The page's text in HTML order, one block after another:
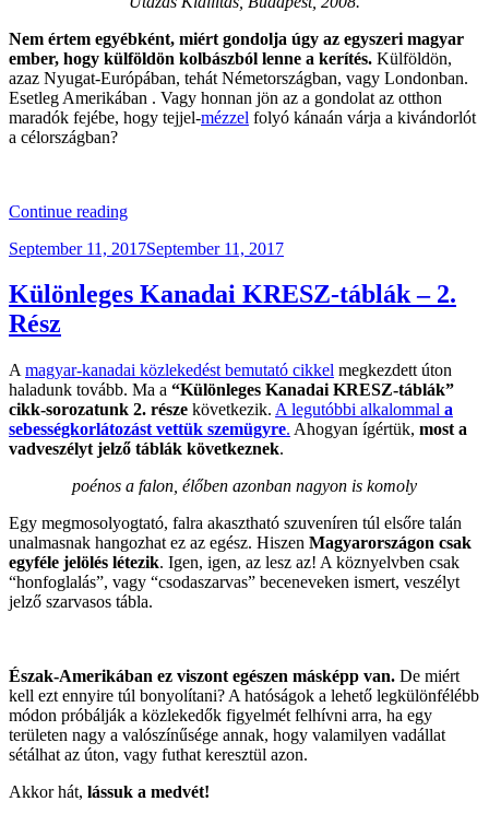
Nem értem egyébként, miért gondolja úgy az egyszeri magyar
ember, hogy külföldön kolbászból lenne a kerítés. Külföldön,
azaz Nyugat-Európában, tehát Németországban, vagy Londonban.
Esetleg Amerikában . Vagy honnan jön az a gondolat az otthon
maradók fejébe, hogy tejjel-mézzel folyó kánaán várja a kivándorlót
a célországban?
Continue reading“Lázadó
Kanadában
Van
A
Posted
September 11, 2017September 11, 2017
Különleges Kanadai KRESZ-táblák – 2.
Rész
A magyar-kanadai közlekedést bemutató cikkel megkezdett úton
haladunk tovább. Ma a “Különleges Kanadai KRESZ-táblák”
cikk-sorozatunk 2. része következik. A legutóbbi alkalommal a
sebességkorlátozást vettük szemügyre. Ahogyan ígértük, most a
vadveszélyt jelző táblák következnek.
poénos a falon, élőben azonban nagyon is komoly
Egy megmosolyogtató, falra akasztható szuveníren túl elsőre talán
unalmasnak hangozhat ez az egész. Hiszen Magyarországon csak
egyféle jelölés létezik. Igen, igen, az lesz az! A köznyelvben csak
“honfoglalás”, vagy “csodaszarvas” beceneveken ismert, veszélyt
jelző szarvasos tábla.
Észak-Amerikában ez viszont egészen másképp van. De miért
kell ezt ennyire túl bonyolítani? A hatóságok a lehető legkülönfélébb
módon próbálják a közlekedők figyelmét felhívni arra, ha egy
területen nagy a valószínűsége annak, hogy valamilyen vadállat
sétálhat az úton, vagy futhat keresztül azon.
Akkor hát, lássuk a medvét!